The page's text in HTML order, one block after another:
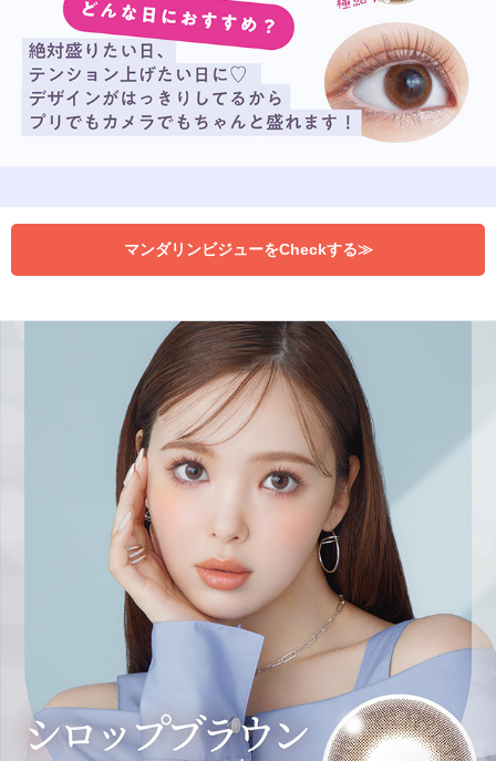
マンダリンビジューをCheckする≫